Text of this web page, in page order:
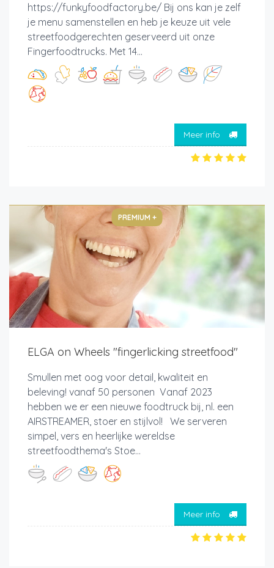
https://funkyfoodfactory.be/ Bij ons kan je zelf
je menu samenstellen en heb je keuze uit vele
streetfoodgerechten geserveerd uit onze
Fingerfoodtrucks. Met 14...
Meer info
PREMIUM +
ELGA on Wheels "fingerlicking streetfood"
Smullen met oog voor detail, kwaliteit en
beleving! vanaf 50 personen Vanaf 2023
hebben we er een nieuwe foodtruck bij, nl. een
AIRSTREAMER, stoer en stijlvol! We serveren
simpel, vers en heerlijke wereldse
streetfoodthema's Stoe...
Meer info